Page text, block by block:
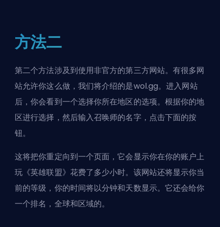
方法二
第二个方法涉及到使用非官方的第三方网站。有很多网
站允许你这么做，我们将介绍的是wol.gg。进入网站
后，你会看到一个选择你所在地区的选项。根据你的地
区进行选择，然后输入召唤师的名字，点击下面的按
钮。
这将把你重定向到一个页面，它会显示你在你的账户上
玩《英雄联盟》花费了多少小时。该网站还将显示你当
前的等级，你的时间将以分钟和天数显示。它还会给你
一个排名，全球和区域的。